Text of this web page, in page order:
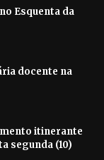
Esquenta da
docente na
itinerante
segunda (10)